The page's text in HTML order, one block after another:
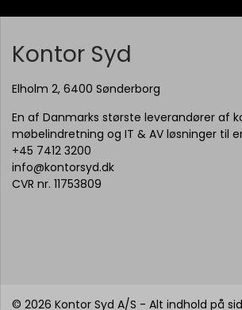
Kontor Syd
Elholm 2, 6400 Sønderborg
En af Danmarks største leverandører af
møbelindretning og IT & AV løsninger til
+45 7412 3200
info@kontorsyd.dk
CVR nr. 11753809
© 2026 Kontor Syd A/S - Alt indhold på